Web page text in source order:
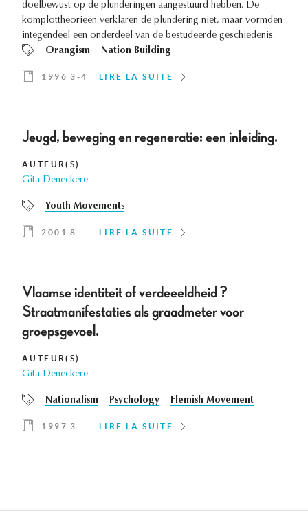
doelbewust op de plunderingen aangestuurd hebben. De
komplottheorieën verklaren de plundering niet, maar vormden
integendeel een onderdeel van de bestudeerde geschiedenis.
Orangism
Nation Building
1996 3-4 LIRE LA SUITE
Jeugd, beweging en regeneratie: een inleiding.
AUTEUR(S)
Gita Deneckere
Youth Movements
2001 8 LIRE LA SUITE
Vlaamse identiteit of verdeeeldheid ?
Straatmanifestaties als graadmeter voor
groepsgevoel.
AUTEUR(S)
Gita Deneckere
Nationalism Psychology Flemish Movement
1997 3 LIRE LA SUITE